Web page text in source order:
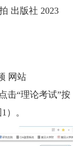
出版社 2023
网站
击“理论考试”按
）。